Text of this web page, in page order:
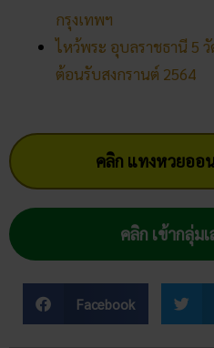
คลิก แทงหวยออน
ทับทิมทอ